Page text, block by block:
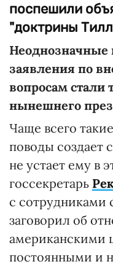
поспешили
"доктрины
Неоднозначные
заявления по
вопросам
нынешнего
Чаще всего
поводы создает
не устает ему в
госсекретарь
с сотрудниками
заговорил об
американскими
постоянными и